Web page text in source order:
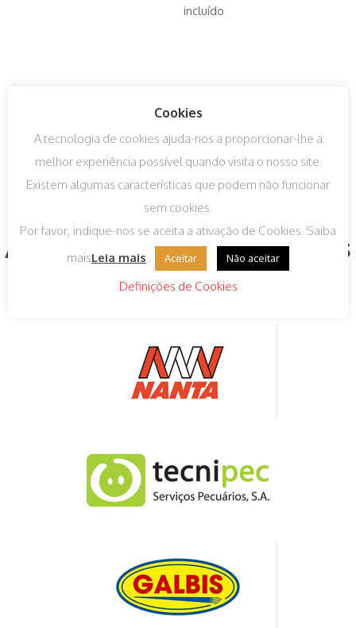
incluído
Algumas das nossas marcas
Cookies
A tecnologia de cookies ajuda-nos a proporcionar-lhe a
melhor experiência possível quando visita o nosso site.
Existem algumas características que podem não funcionar
sem cookies.
Por favor, indique-nos se aceita a ativação de Cookies. Saiba
maisLeia mais.. Aceitar Não aceitar
Definições de Cookies